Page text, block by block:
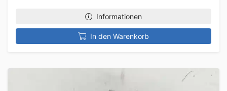
Informationen
In den Warenkorb